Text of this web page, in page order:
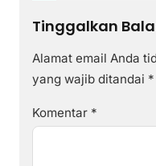
Tinggalkan
Alamat email Anda
yang wajib ditandai *
Komentar *